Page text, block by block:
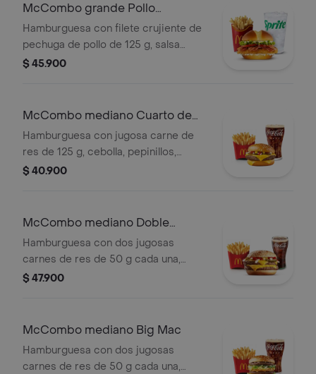
McCombo grande Pollo
McCrispy Bacon Ranch
Hamburguesa con filete crujiente de
pechuga de pollo de 125 g, salsa
ranch, tocineta ahumada, lechuga
grandes y bebida grande a elección.
$ 45.900
McCombo mediano Cuarto de
Libra con Queso
Hamburguesa con jugosa carne de
res de 125 g, cebolla, pepinillos,
queso cheddar cremoso, salsa de
medianas y bebida mediana a
$ 40.900
McCombo mediano Doble
Cuarto de Libra con Queso
Hamburguesa con dos jugosas
carnes de res de 50 g cada una,
doble queso cheddar cremoso,
Acompañada de papas fritas
medianas y bebida mediana a
elección.
$ 47.900
McCombo mediano Big Mac
Hamburguesa con dos jugosas
carnes de res de 50 g cada una,